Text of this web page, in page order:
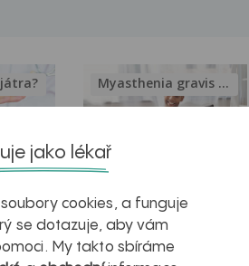
a
Inovativní
léčba
Myasthenia gravis – vše, co...
jako lékař
cookies, a funguje
se dotazuje, aby vám
My takto sbíráme